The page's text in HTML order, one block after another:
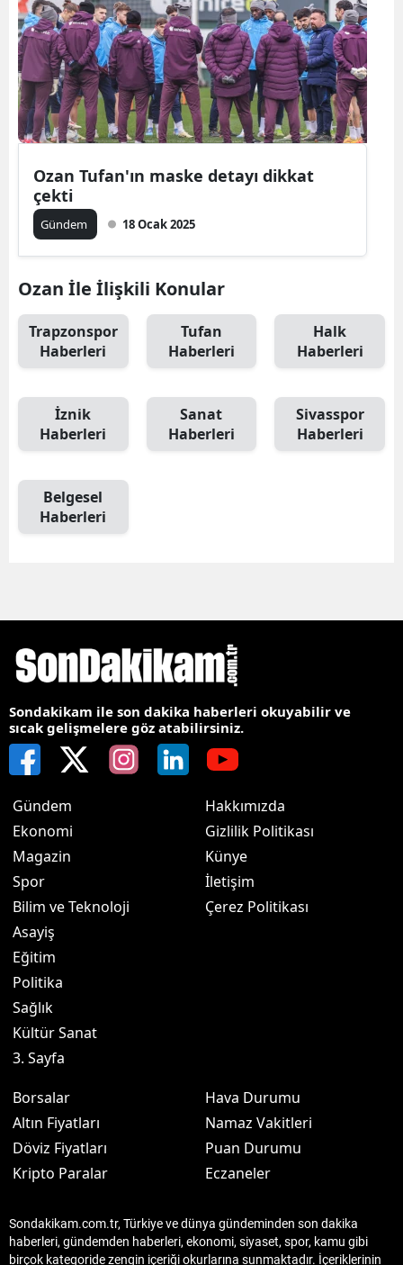
Ozan Tufan'ın maske detayı dikkat
çekti
Gündem 18 Ocak 2025
Ozan İle İlişkili Konular
Trapzonspor
Haberleri
Tufan
Haberleri
Halk
Haberleri
İznik
Haberleri
Sanat
Haberleri
Sivasspor
Haberleri
Belgesel
Haberleri
Sondakikam ile son dakika haberleri okuyabilir ve
sıcak gelişmelere göz atabilirsiniz.
Gündem
Ekonomi
Magazin
Spor
Bilim ve Teknoloji
Asayiş
Eğitim
Politika
Sağlık
Kültür Sanat
3. Sayfa
Hakkımızda
Gizlilik Politikası
Künye
İletişim
Çerez Politikası
Borsalar
Altın Fiyatları
Döviz Fiyatları
Kripto Paralar
Hava Durumu
Namaz Vakitleri
Puan Durumu
Eczaneler
Sondakikam.com.tr, Türkiye ve dünya gündeminden son dakika
haberleri, gündemden haberleri, ekonomi, siyaset, spor, kamu gibi
birçok kategoride zengin içeriği okurlarına sunmaktadır. İçeriklerinin